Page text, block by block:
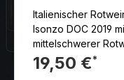
Italienischer
Isonzo DOC 2019
mittelschwerer
Tanninen und
reifer Fruchtsüße
19,50 €*